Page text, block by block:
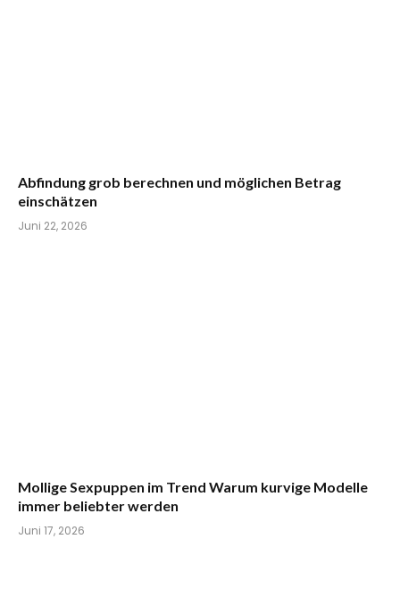
Abfindung grob berechnen und möglichen Betrag
einschätzen
Juni 22, 2026
Mollige Sexpuppen im Trend Warum kurvige Modelle
immer beliebter werden
Juni 17, 2026